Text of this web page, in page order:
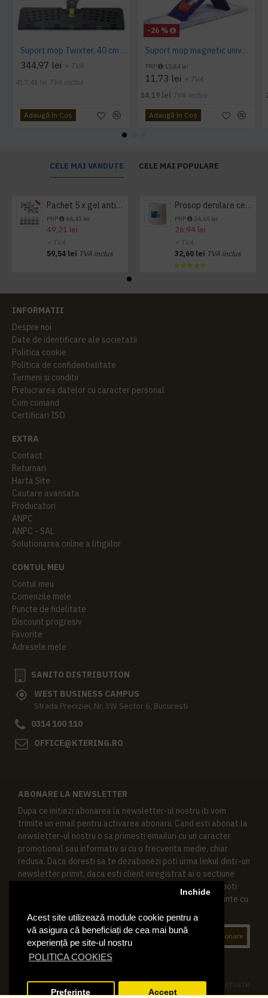
Acest site utilizează module cookie pentru a
vă asigura că beneficiați de cea mai bună
experiență pe site-ul nostru
POLITICA COOKIES
Inchide
Preferinte Accept
Suport mop Twixter, 40 cm Vermop
344,97 lei + TVA
417,41 lei TVA inclus
Adaugă în Coş
-26 %
Suport mop magnetic universal 40 cm
PRP 15,84 lei
11,73 lei + TVA
14,19 lei TVA inclus
Adaugă în Coş
CELE MAI VANDUTE CELE MAI POPULARE
Pachet 5 x gel antibacterian 50ml si 3 x Servetele antibacteriene 48 buc Hygienium
PRP 66,43 lei
49,21 lei
+ TVA
59,54 lei TVA inclus
Prosop derulare centrala 1 pliu, 300 m Tork
PRP 34,65 lei
26,94 lei
+ TVA
32,60 lei TVA inclus
INFORMATII
Despre noi
Date de identificare ale societatii
Politica cookie
Politica de confidentialitate
Termeni si conditii
Prelucrarea datelor cu caracter personal
Cum comand
Certificari ISO
EXTRA
Contact
Returnari
Harta Site
Cautare avansata
Producatori
ANPC
ANPC - SAL
Solutionarea online a litigiilor
CONTUL MEU
Contul meu
Comenzile mele
Puncte de fidelitate
Discount progresiv
Favorite
Adresele mele
SANITO DISTRIBUTION
WEST BUSINESS CAMPUS
Strada Preciziei, Nr, 3W Sector 6, Bucuresti
0314 100 110
OFFICE@KTERING.RO
ABONARE LA NEWSLETTER
Dupa ce initiezi abonarea la newsletter-ul nostru iti vom
trimite un email pentru activarea abonarii. Cand esti abonat la
newsletter-ul nostru o sa primesti emailuri cu un caracter
promotional sau informativ si cu o frecventa medie, chiar
redusa. Daca doresti sa te dezabonezi poti urma linkul dintr-un
newsletter primit, daca esti client inregistrat ai o sectiune
speciala in contul tau in acest scop, si de asemenea ne poti
contacta oricand pe email pentru orice intrebari sau cerinte cu
Abonare
© 2019 Ktering.ro , Toate drepturile rezervate